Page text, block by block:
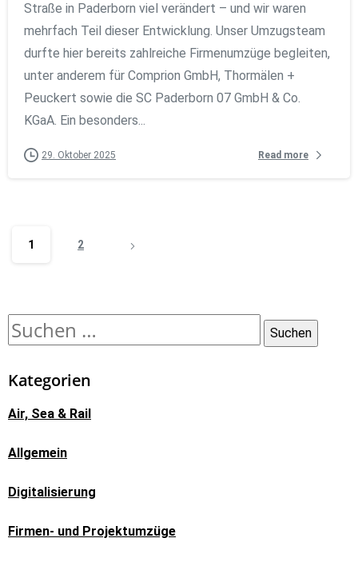
Straße in Paderborn viel verändert – und wir waren
mehrfach Teil dieser Entwicklung. Unser Umzugsteam
durfte hier bereits zahlreiche Firmenumzüge begleiten,
unter anderem für Comprion GmbH, Thormälen +
Peuckert sowie die SC Paderborn 07 GmbH & Co.
KGaA. Ein besonders...
29. Oktober 2025 Read more
1 2
Kategorien
Air, Sea & Rail
Allgemein
Digitalisierung
Firmen- und Projektumzüge